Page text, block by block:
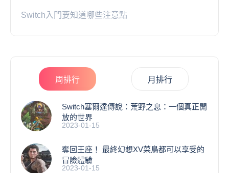
Switch入門要知道哪些注意點
周排行 月排行
Switch塞爾達傳說：荒野之息：一個真正開
放的世界
2023-01-15
奪回王座！ 最終幻想XV菜鳥都可以享受的
冒險體驗
2023-01-15